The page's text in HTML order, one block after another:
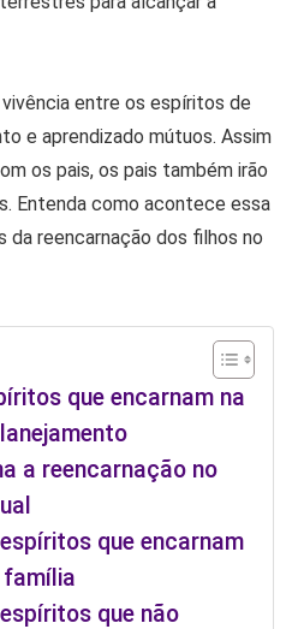
entre os espíritos de
e aprendizado mútuos. Assim
os pais, os pais também irão
Entenda como acontece essa
da reencarnação dos filhos no
que encarnam na
a reencarnação no
que encarnam
família
que não